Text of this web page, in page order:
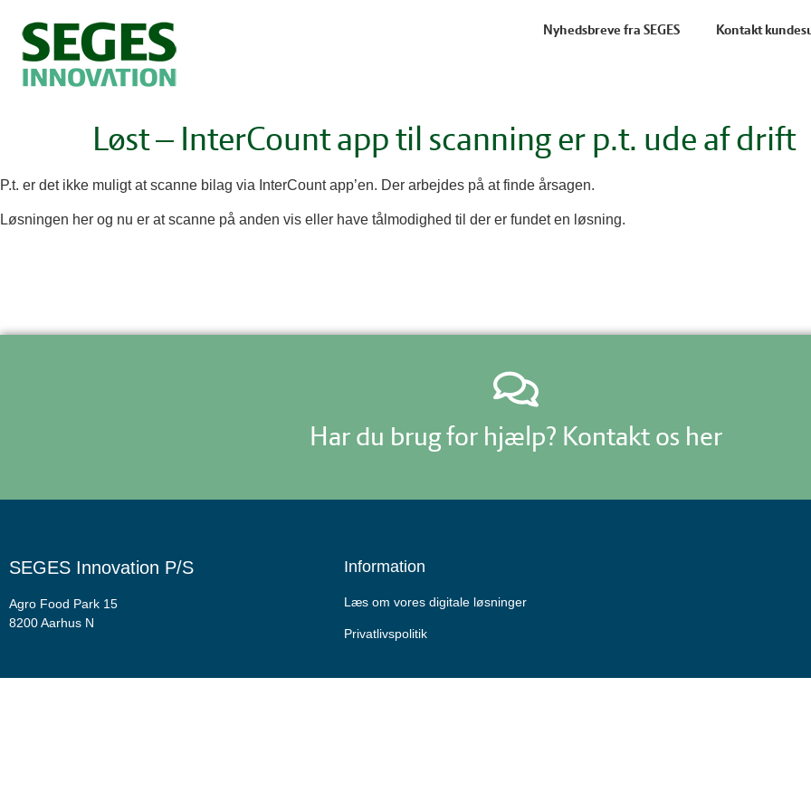
Nyhedsbreve fra SEGES Kontakt
Løst – InterCount app til scanning er p.t. ude af drift
P.t. er det ikke muligt at scanne bilag via InterCount app’en. Der arbejdes på at finde årsagen.
Løsningen her og nu er at scanne på anden vis eller have tålmodighed til der er fundet en løsning.
Har du brug for hjælp? Kontakt os her
SEGES Innovation P/S
Agro Food Park 15
8200 Aarhus N
Information
Læs om vores digitale løsninger
Privatlivspolitik